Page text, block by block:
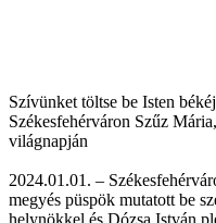
Szívünket töltse be Isten
Székesfehérváron Szűz
világnapján
2024.01.01. –
megyés püspök mutatott be
helynökkel és Dózsa István